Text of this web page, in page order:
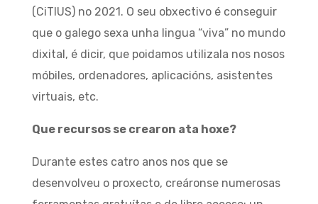
(CiTIUS) no 2021. O seu obxectivo é conseguir
que o galego sexa unha lingua “viva” no mundo
dixital, é dicir, que poidamos utilizala nos nosos
móbiles, ordenadores, aplicacións, asistentes
virtuais, etc.
Que recursos se crearon ata hoxe?
Durante estes catro anos nos que se
desenvolveu o proxecto, creáronse numerosas